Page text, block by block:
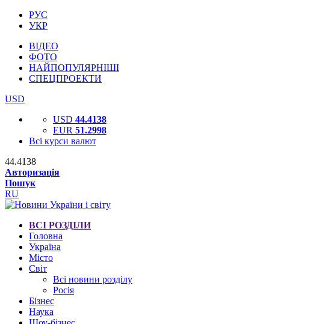
РУС
УКР
ВІДЕО
ФОТО
НАЙПОПУЛЯРНІШІ
СПЕЦПРОЕКТИ
USD
USD 44.4138
EUR 51.2998
Всі курси валют
44.4138
Авторизація
Пошук
RU
ВСІ РОЗДІЛИ
Головна
Україна
Місто
Світ
Всі новини розділу
Росія
Бізнес
Наука